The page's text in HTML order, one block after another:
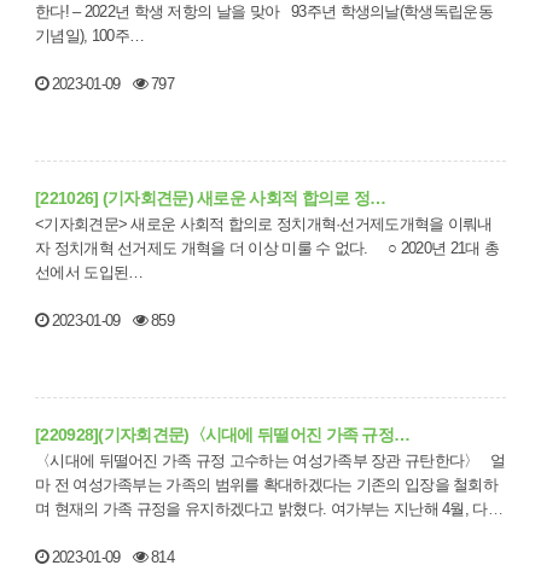
한다! – 2022년 학생 저항의 날을 맞아 93주년 학생의날(학생독립운동
기념일), 100주…
2023-01-09 797
[221026] (기자회견문) 새로운 사회적 합의로 정…
<기자회견문> 새로운 사회적 합의로 정치개혁·선거제도개혁을 이뤄내
자 정치개혁 선거제도 개혁을 더 이상 미룰 수 없다. ○ 2020년 21대 총
선에서 도입된…
2023-01-09 859
[220928](기자회견문)〈시대에 뒤떨어진 가족 규정…
〈시대에 뒤떨어진 가족 규정 고수하는 여성가족부 장관 규탄한다〉 얼
마 전 여성가족부는 가족의 범위를 확대하겠다는 기존의 입장을 철회하
며 현재의 가족 규정을 유지하겠다고 밝혔다. 여가부는 지난해 4월, 다양
2023-01-09
814